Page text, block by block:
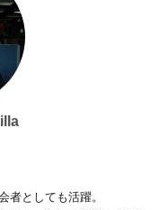
者としても活躍。